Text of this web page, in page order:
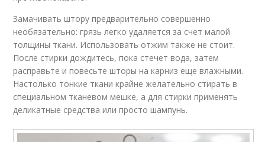
Шторы с окна Стирка в машинке
Шторы для стирки
Шторы с
пластикового окна
Замачивать штору предварительно совершенно
необязательно: грязь легко удаляется за счет малой
толщины ткани. Использовать отжим также не стоит.
После стирки дождитесь, пока стечет вода, затем
расправьте и повесьте шторы на карниз еще влажными.
Настолько тонкие ткани крайне желательно стирать в
специальном тканевом мешке, а для стирки применять
деликатные средства или просто шампунь.